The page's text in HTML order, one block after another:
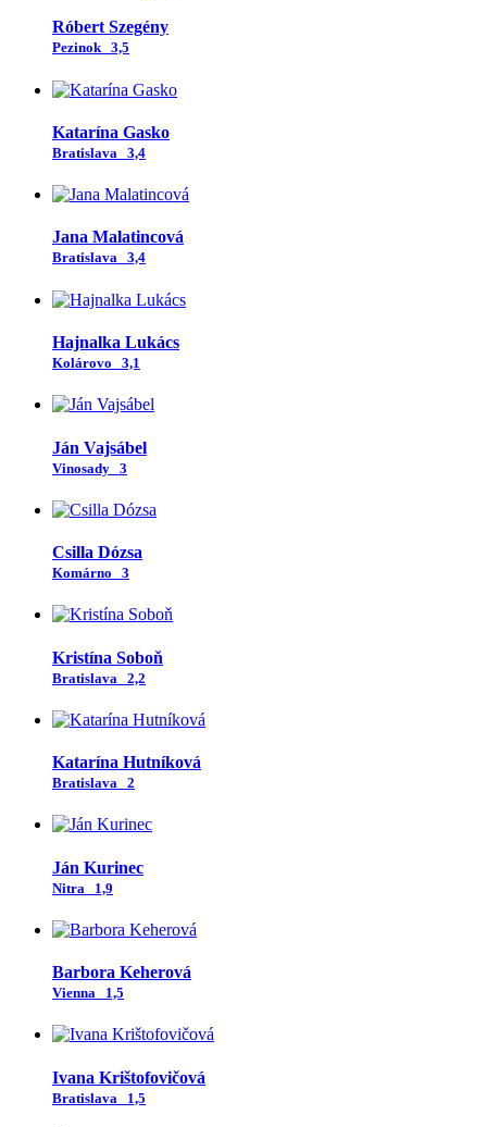
Róbert Szegény
Pezinok 3,5
Katarína Gasko
Bratislava 3,4
Jana Malatincová
Bratislava 3,4
Hajnalka Lukács
Kolárovo 3,1
Ján Vajsábel
Vinosady 3
Csilla Dózsa
Komárno 3
Kristína Soboň
Bratislava 2,2
Katarína Hutníková
Bratislava 2
Ján Kurinec
Nitra 1,9
Barbora Keherová
Vienna 1,5
Ivana Krištofovičová
Bratislava 1,5